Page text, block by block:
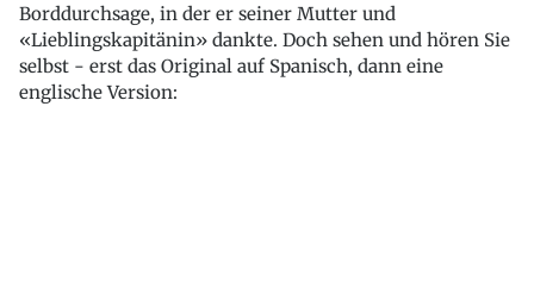
Borddurchsage, in der er seiner Mutter und
«Lieblingskapitänin» dankte. Doch sehen und hören Sie
selbst - erst das Original auf Spanisch, dann eine
englische Version: